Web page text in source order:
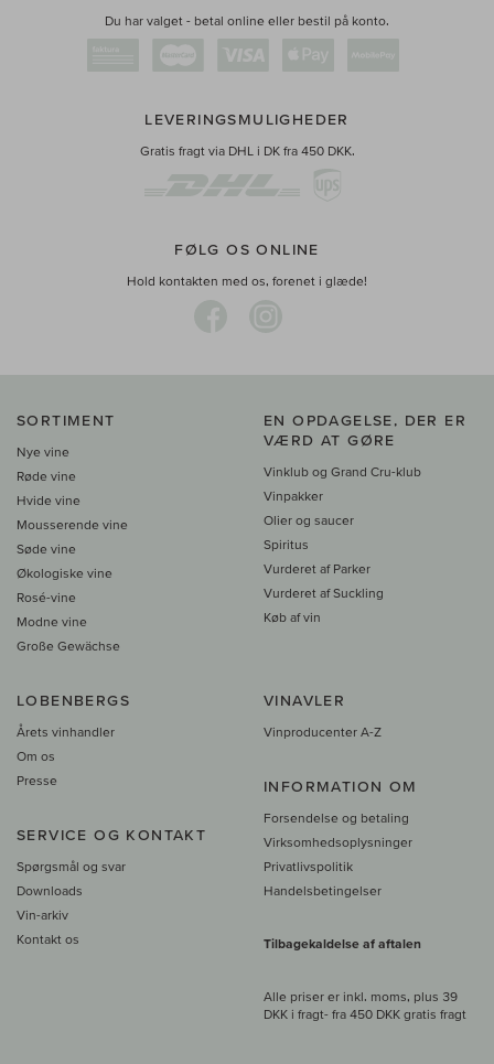
Du har valget - betal online eller bestil på konto.
LEVERINGSMULIGHEDER
Gratis fragt via DHL i DK fra 450 DKK.
FØLG OS ONLINE
Hold kontakten med os, forenet i glæde!
SORTIMENT
Nye vine
Røde vine
Hvide vine
Mousserende vine
Søde vine
Økologiske vine
Rosé-vine
Modne vine
Große Gewächse
EN OPDAGELSE, DER ER
VÆRD AT GØRE
Vinklub og Grand Cru-klub
Vinpakker
Olier og saucer
Spiritus
Vurderet af Parker
Vurderet af Suckling
Køb af vin
LOBENBERGS
Årets vinhandler
Om os
Presse
SERVICE OG KONTAKT
Spørgsmål og svar
Downloads
Vin-arkiv
Kontakt os
VINAVLER
Vinproducenter A-Z
INFORMATION OM
Forsendelse og betaling
Virksomhedsoplysninger
Privatlivspolitik
Handelsbetingelser
Tilbagekaldelse af aftalen
Alle priser er inkl. moms, plus 39
DKK i fragt- fra 450 DKK gratis fragt